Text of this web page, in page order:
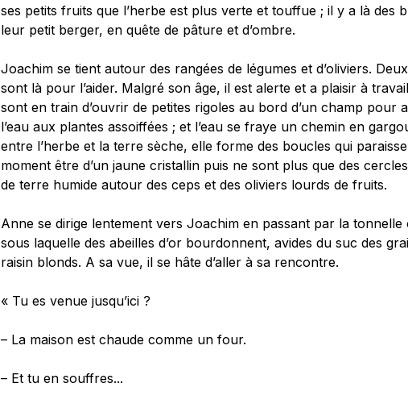
ses petits fruits que l’herbe est plus verte et touffue ; il y a là des
leur petit berger, en quête de pâture et d’ombre.
Joachim se tient autour des rangées de légumes et d’oliviers.
sont là pour l’aider. Malgré son âge, il est alerte et a plaisir à
sont en train d’ouvrir de petites rigoles au bord d’un champ pour
l’eau aux plantes assoiffées ; et l’eau se fraye un chemin en
entre l’herbe et la terre sèche, elle forme des boucles qui
moment être d’un jaune cristallin puis ne sont plus que des
de terre humide autour des ceps et des oliviers lourds de fruits.
Anne se dirige lentement vers Joachim en passant par la tonnelle
sous laquelle des abeilles d’or bourdonnent, avides du suc des
raisin blonds. A sa vue, il se hâte d’aller à sa rencontre.
« Tu es venue jusqu’ici ?
– La maison est chaude comme un four.
– Et tu en souffres...